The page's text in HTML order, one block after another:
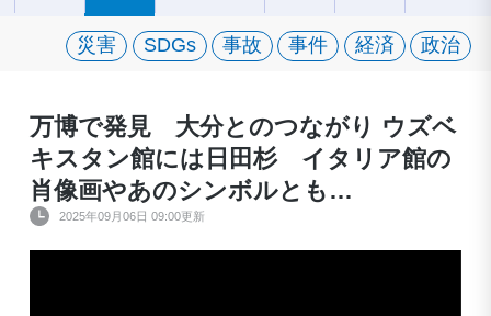
災害 SDGs 事故 事件 経済 政治
万博で発見 大分とのつながり ウズベ
キスタン館には日田杉 イタリア館の
肖像画やあのシンボルとも…
2025年09月06日 09:00更新